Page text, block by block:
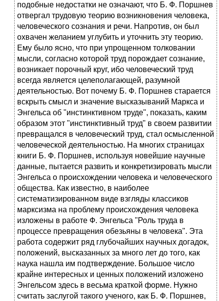
подобные недостатки не означают, что Б. Ф. Поршнев
отвергал трудовую теорию возникновения человека,
человеческого сознания и речи. Напротив, он был
охвачен желанием углубить и уточнить эту теорию.
Ему было ясно, что при упрощенном толковании
мысли, согласно которой труд порождает сознание,
возникает порочный круг, ибо человеческий труд
всегда является целеполагающей, разумной
деятельностью. Вот почему Б. Ф. Поршнев старается
вскрыть смысл и значение высказываний Маркса и
Энгельса об "инстинктивном труде", показать, каким
образом этот "инстинктивный труд" в своем развитии
превращался в человеческий труд, стал осмысленной
человеческой деятельностью. На многих страницах
книги Б. Ф. Поршнев, используя новейшие научные
данные, пытается развить и конкретизировать мысли
Энгельса о происхождении человека и человеческого
общества. Как известно, в наиболее
систематизированном виде взгляды классиков
марксизма на проблему происхождения человека
изложены в работе Ф. Энгельса "Роль труда в
процессе превращения обезьяны в человека". Эта
работа содержит ряд глубочайших научных догадок,
положений, высказанных за много лет до того, как
наука нашла им подтверждение. Большое число
крайне интересных и ценных положений изложено
Энгельсом здесь в весьма краткой форме. Нужно
считать заслугой такого ученого, как Б. Ф. Поршнев,